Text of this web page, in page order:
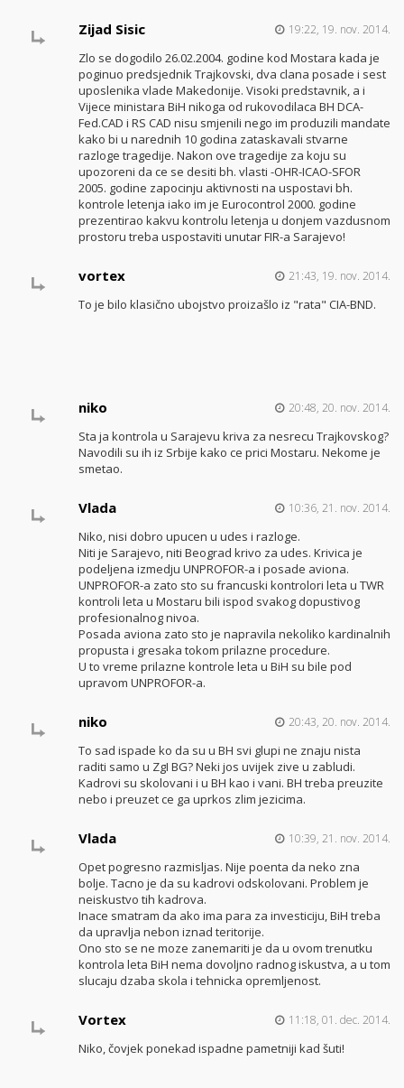
Zijad Sisic 19:22, 19. nov. 2014.
Zlo se dogodilo 26.02.2004. godine kod Mostara kada je
poginuo predsjednik Trajkovski, dva clana posade i sest
uposlenika vlade Makedonije. Visoki predstavnik, a i
Vijece ministara BiH nikoga od rukovodilaca BH DCA-
Fed.CAD i RS CAD nisu smjenili nego im produzili mandate
kako bi u narednih 10 godina zataskavali stvarne
razloge tragedije. Nakon ove tragedije za koju su
upozoreni da ce se desiti bh. vlasti -OHR-ICAO-SFOR
2005. godine zapocinju aktivnosti na uspostavi bh.
kontrole letenja iako im je Eurocontrol 2000. godine
prezentirao kakvu kontrolu letenja u donjem vazdusnom
prostoru treba uspostaviti unutar FIR-a Sarajevo!
vortex 21:43, 19. nov. 2014.
To je bilo klasično ubojstvo proizašlo iz "rata" CIA-BND.
niko 20:48, 20. nov. 2014.
Sta ja kontrola u Sarajevu kriva za nesrecu Trajkovskog?
Navodili su ih iz Srbije kako ce prici Mostaru. Nekome je
smetao.
Vlada 10:36, 21. nov. 2014.
Niko, nisi dobro upucen u udes i razloge.
Niti je Sarajevo, niti Beograd krivo za udes. Krivica je
podeljena izmedju UNPROFOR-a i posade aviona.
UNPROFOR-a zato sto su francuski kontrolori leta u TWR
kontroli leta u Mostaru bili ispod svakog dopustivog
profesionalnog nivoa.
Posada aviona zato sto je napravila nekoliko kardinalnih
propusta i gresaka tokom prilazne procedure.
U to vreme prilazne kontrole leta u BiH su bile pod
upravom UNPROFOR-a.
niko 20:43, 20. nov. 2014.
To sad ispade ko da su u BH svi glupi ne znaju nista
raditi samo u ZgI BG? Neki jos uvijek zive u zabludi.
Kadrovi su skolovani i u BH kao i vani. BH treba preuzite
nebo i preuzet ce ga uprkos zlim jezicima.
Vlada 10:39, 21. nov. 2014.
Opet pogresno razmisljas. Nije poenta da neko zna
bolje. Tacno je da su kadrovi odskolovani. Problem je
neiskustvo tih kadrova.
Inace smatram da ako ima para za investiciju, BiH treba
da upravlja nebon iznad teritorije.
Ono sto se ne moze zanemariti je da u ovom trenutku
kontrola leta BiH nema dovoljno radnog iskustva, a u tom
slucaju dzaba skola i tehnicka opremljenost.
Vortex 11:18, 01. dec. 2014.
Niko, čovjek ponekad ispadne pametniji kad šuti!